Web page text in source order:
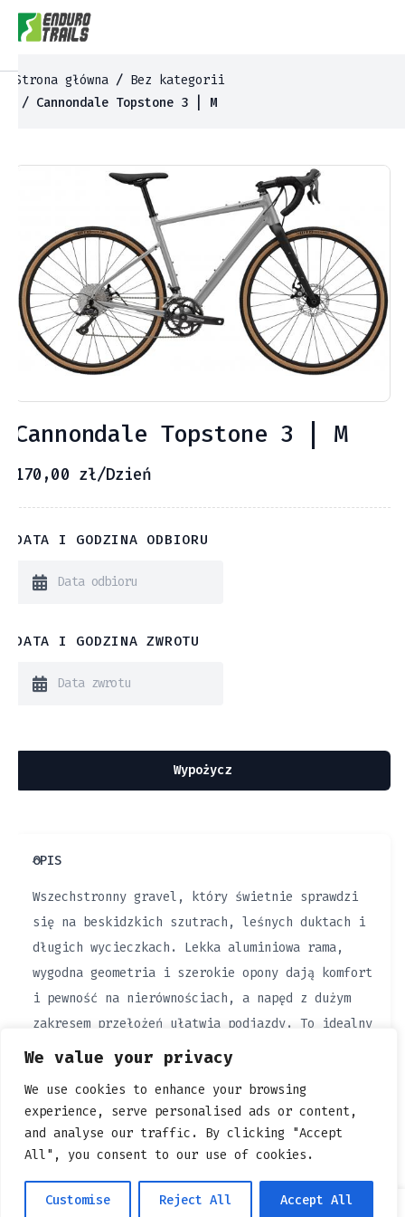
We value your privacy
We use cookies to enhance your browsing
experience, serve personalised ads or content,
and analyse our traffic. By clicking "Accept
All", you consent to our use of cookies.
Customise Reject All Accept All
Strona główna / Bez kategorii
/ Cannondale Topstone 3 | M
Cannondale Topstone 3 | M
170,00 zł/Dzień
DATA I GODZINA ODBIORU
DATA I GODZINA ZWROTU
Wypożycz
OPIS
Wszechstronny gravel, który świetnie sprawdzi
się na beskidzkich szutrach, leśnych duktach i
długich wycieczkach. Lekka aluminiowa rama,
wygodna geometria i szerokie opony dają komfort
i pewność na nierównościach, a napęd z dużym
zakresem przełożeń ułatwia podjazdy. To idealny
rower dla osób, które chcą odkrywać nowe trasy
terenie.